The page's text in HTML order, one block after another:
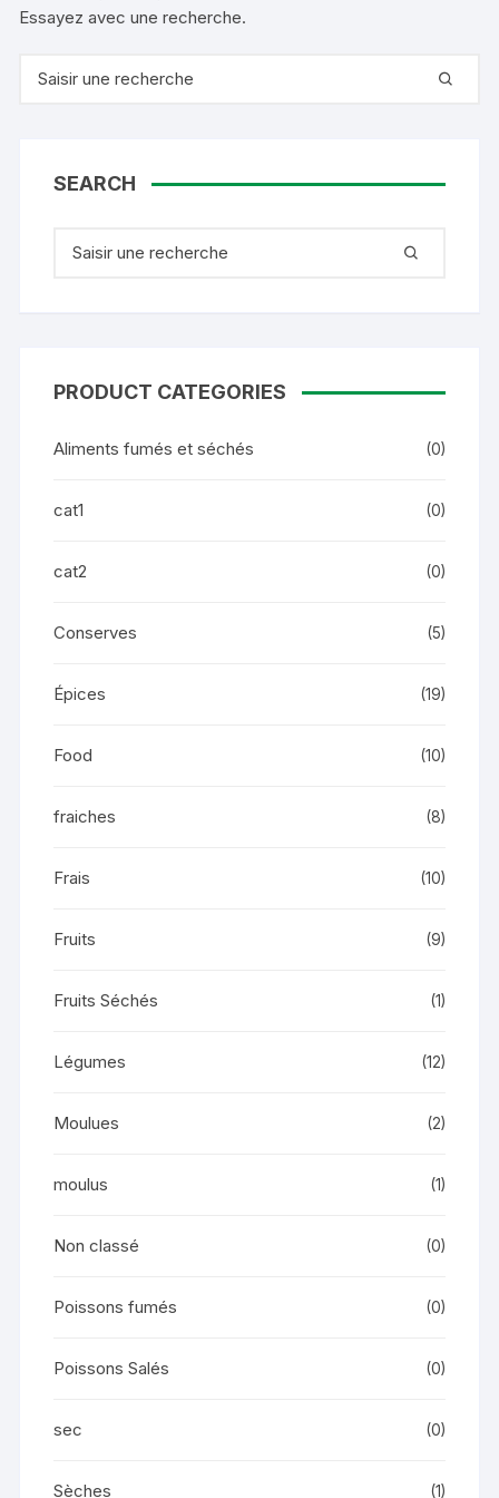
Essayez avec une recherche.
SEARCH
PRODUCT CATEGORIES
Aliments fumés et séchés (0)
cat1 (0)
cat2 (0)
Conserves (5)
Épices (19)
Food (10)
fraiches (8)
Frais (10)
Fruits (9)
Fruits Séchés (1)
Légumes (12)
Moulues (2)
moulus (1)
Non classé (0)
Poissons fumés (0)
Poissons Salés (0)
sec (0)
Sèches (1)